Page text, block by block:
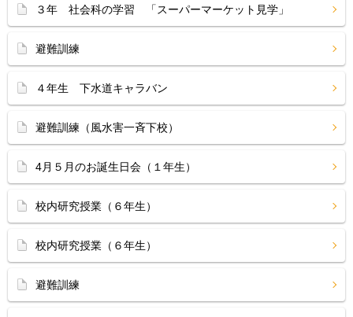
３年 社会科の学習 「スーパーマーケット見学」
避難訓練
４年生 下水道キャラバン
避難訓練（風水害一斉下校）
4月５月のお誕生日会（１年生）
校内研究授業（６年生）
校内研究授業（６年生）
避難訓練